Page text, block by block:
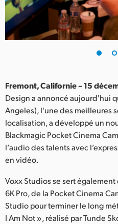
France
Germany
India
Italy
Japan
Korea
Malaysia
Netherlands
Fremont, Californie – 15
Design a annoncé aujourd'hui
Angeles), l'une des meilleures
localisation, a développé un
Blackmagic Pocket Cinema
l’audio des talents avec
en vidéo.
Voxx Studios se sert
6K Pro, de la Pocket Cinema
Studio pour terminer le long
I Am Not », réalisé par Tunde